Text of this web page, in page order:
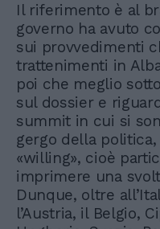
Il riferimento è al
governo ha avuto
sui provvedimenti
trattenimenti in
poi che meglio
sul dossier e
summit in cui si
gergo della
«willing», cioè
imprimere una
Dunque, oltre
l’Austria, il Belgio,